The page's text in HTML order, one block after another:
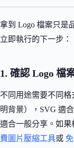
拿到 Logo 檔案只是
立即執行的下一步：
1. 確認 Logo 檔
不同用途需要不同
明背景），SVG 適
適合一般分享。如果
費圖片壓縮工具或